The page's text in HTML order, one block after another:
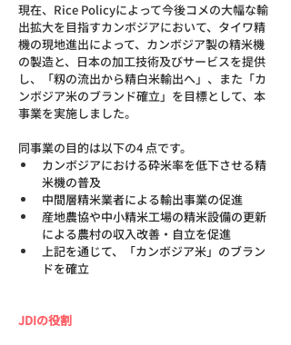
現在、Rice Policyによって今後コメの大幅な輸
出拡大を目指すカンボジアにおいて、タイワ精
機の現地進出によって、カンボジア製の精米機
の製造と、日本の加工技術及びサービスを提供
し、「籾の流出から精白米輸出へ」、また「カ
ンボジア米のブランド確立」を目標として、本
事業を実施しました。
同事業の目的は以下の4 点です。
カンボジアにおける砕米率を低下させる精
米機の普及
中間層精米業者による輸出事業の促進
産地農協や中小精米工場の精米設備の更新
による農村の収入改善・自立を促進
上記を通じて、「カンボジア米」のブラン
ドを確立
JDIの役割